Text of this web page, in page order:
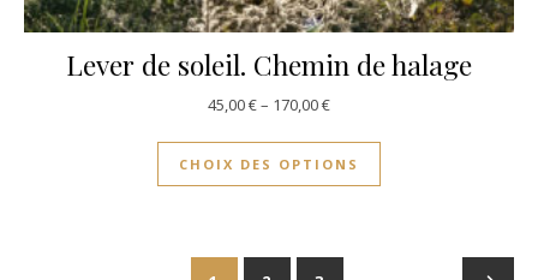
Lever de soleil. Chemin de halage
45,00€– 170,00€
CHOIX DES OPTIONS